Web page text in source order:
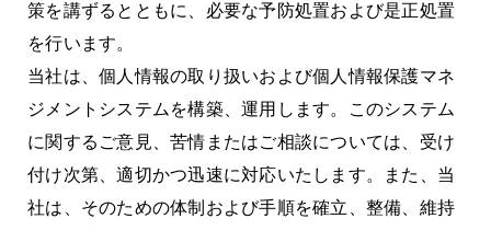
策を講ずるとともに、必要な予防処置および是正処置
を行います。
当社は、個人情報の取り扱いおよび個人情報保護マネ
ジメントシステムを構築、運用します。このシステム
に関するご意見、苦情またはご相談については、受け
付け次第、適切かつ迅速に対応いたします。また、当
社は、そのための体制および手順を確立、整備、維持